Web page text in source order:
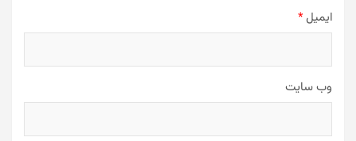
ایمیل*
وب‌ سایت